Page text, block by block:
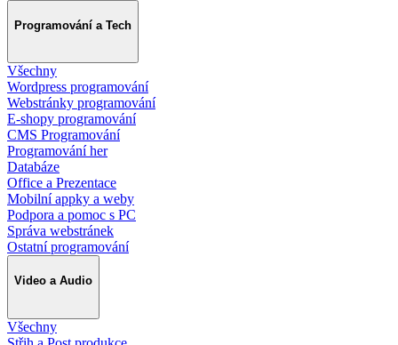
Programování a Tech
Všechny
Wordpress programování
Webstránky programování
E-shopy programování
CMS Programování
Programování her
Databáze
Office a Prezentace
Mobilní appky a weby
Podpora a pomoc s PC
Správa webstránek
Ostatní programování
Video a Audio
Všechny